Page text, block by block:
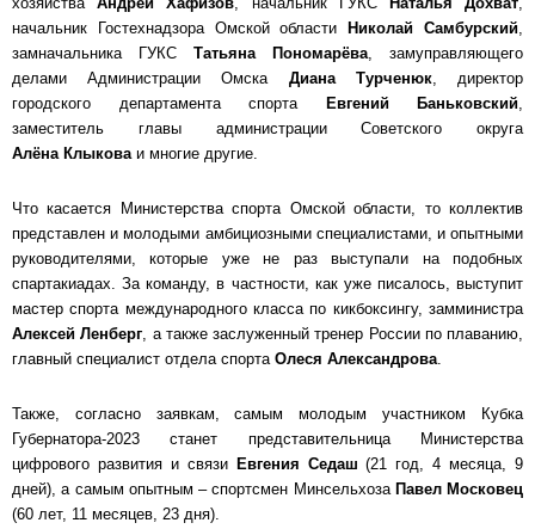
начальник Гостехнадзора Омской области
Николай Самбурский,
замначальника ГУКС Татьяна Пономарёва, замуправляющего
делами Администрации Омска Диана Турченюк, директор
городского департамента спорта
Евгений Баньковский,
заместитель главы администрации Советского округа
Алёна Клыковаи многие другие.
Что касается Министерства спорта Омской области, то коллектив
представлен и молодыми амбициозными специалистами, и опытными
руководителями, которые уже не раз выступали на подобных
спартакиадах. За команду, в частности, как уже писалось, выступит
мастер спорта международного класса по кикбоксингу, замминистра
Алексей Ленберг, а также заслуженный тренер России по плаванию,
главный специалист отдела спорта Олеся Александрова.
Также, согласно заявкам, самым молодым участником Кубка
Губернатора-2023 станет представительница Министерства
цифрового развития и связи Евгения Седаш (21 год, 4 месяца, 9
дней), а самым опытным – спортсмен Минсельхоза Павел Московец
(60 лет, 11 месяцев, 23 дня).